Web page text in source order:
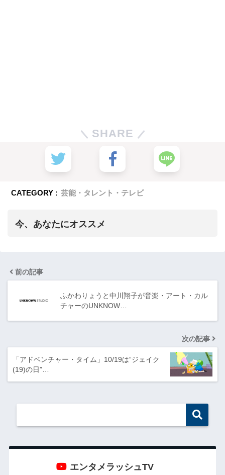
SHARE
CATEGORY : 芸能・タレント・テレビ
今、あなたにオススメ
前の記事
ふかわりょうと中川翔子が音楽・アート・カル
チャーのUNKNOW…
次の記事
「アドベンチャー・タイム」10/19は“ジェイク
(19)の日”…
エンタメラッシュTV